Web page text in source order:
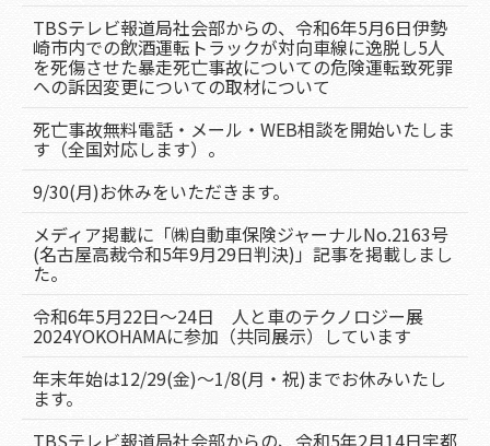
TBSテレビ報道局社会部からの、令和6年5月6日伊勢
崎市内での飲酒運転トラックが対向車線に逸脱し5人
を死傷させた暴走死亡事故についての危険運転致死罪
への訴因変更についての取材について
死亡事故無料電話・メール・WEB相談を開始いたしま
す（全国対応します）。
9/30(月)お休みをいただきます。
メディア掲載に「㈱自動車保険ジャーナルNo.2163号
(名古屋高裁令和5年9月29日判決)」記事を掲載しまし
た。
令和6年5月22日～24日 人と車のテクノロジー展
2024YOKOHAMAに参加（共同展示）しています
年末年始は12/29(金)～1/8(月・祝)までお休みいたし
ます。